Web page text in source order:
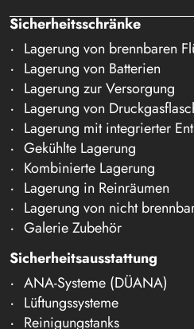
Sicherheitsschränke
Lagerung von brennbaren
Lagerung von Batterien
Lagerung zur Versorgung
Lagerung von
Lagerung mit integrierter
Gekühlte Lagerung
Kombinierte Lagerung
Lagerung in Reinräumen
Lagerung von nicht
Galerie Zubehör
Sicherheitsausstattung
ANA-Systeme (DÜANA)
Lüftungssysteme
Reinigungstanks